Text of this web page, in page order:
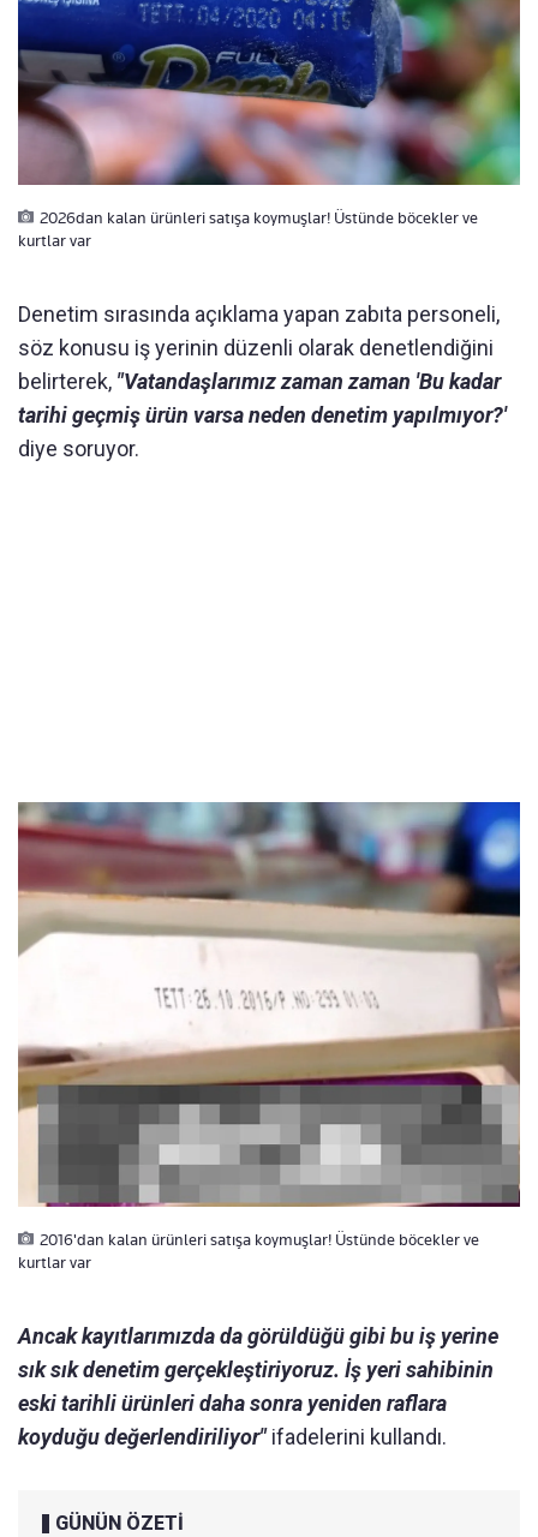
2026dan kalan ürünleri satışa koymuşlar! Üstünde böcekler ve
kurtlar var
Denetim sırasında açıklama yapan zabıta personeli,
söz konusu iş yerinin düzenli olarak denetlendiğini
belirterek, "Vatandaşlarımız zaman zaman 'Bu kadar
tarihi geçmiş ürün varsa neden denetim yapılmıyor?'
diye soruyor.
2016'dan kalan ürünleri satışa koymuşlar! Üstünde böcekler ve
kurtlar var
Ancak kayıtlarımızda da görüldüğü gibi bu iş yerine
sık sık denetim gerçekleştiriyoruz. İş yeri sahibinin
eski tarihli ürünleri daha sonra yeniden raflara
koyduğu değerlendiriliyor"ifadelerini kullandı.
GÜNÜN ÖZETİ